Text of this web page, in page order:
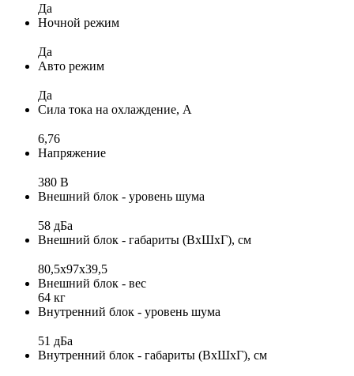
Да
Ночной режим
Да
Авто режим
Да
Сила тока на охлаждение, А
6,76
Напряжение
380 В
Внешний блок - уровень шума
58 дБа
Внешний блок - габариты (ВхШхГ), см
80,5х97х39,5
Внешний блок - вес
64 кг
Внутренний блок - уровень шума
51 дБа
Внутренний блок - габариты (ВхШхГ), см